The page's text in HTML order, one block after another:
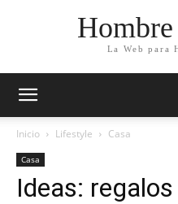
La Web para
Inicio Lifestyle Casa
Casa
Ideas: